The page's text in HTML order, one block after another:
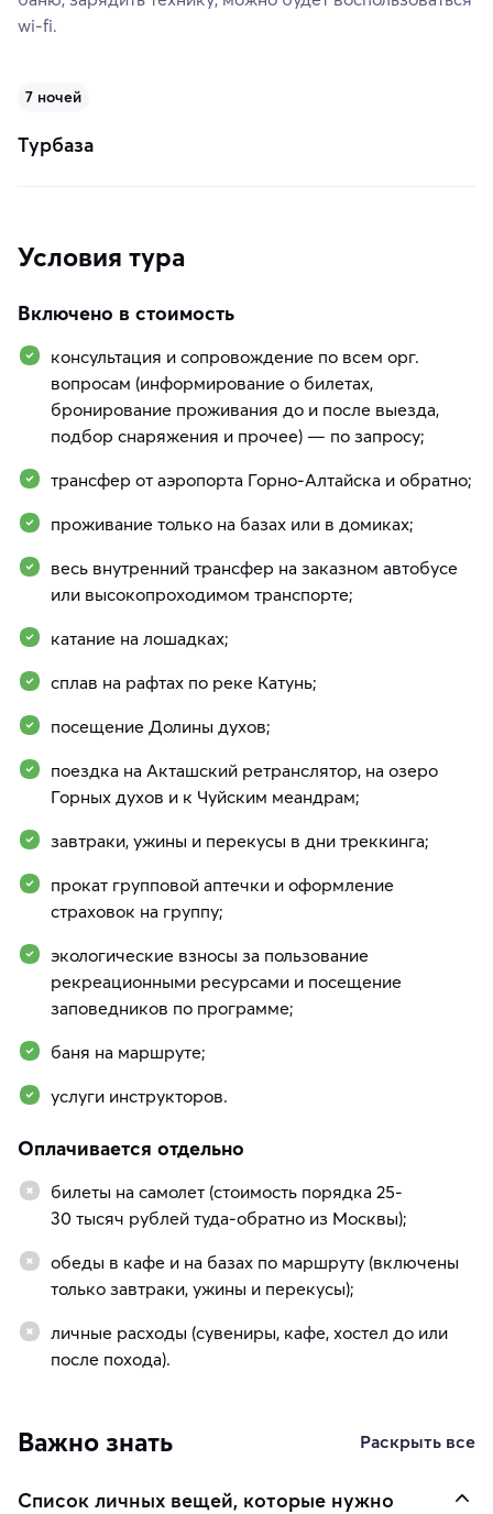
wi-fi.
7 ночей
Турбаза
Условия тура
Включено в стоимость
консультация и сопровождение по всем орг.
вопросам (информирование о билетах,
бронирование проживания до и после выезда,
подбор снаряжения и прочее) — по запросу;
трансфер от аэропорта Горно-Алтайска и обратно;
проживание только на базах или в домиках;
весь внутренний трансфер на заказном автобусе
или высокопроходимом транспорте;
катание на лошадках;
сплав на рафтах по реке Катунь;
посещение Долины духов;
поездка на Акташский ретранслятор, на озеро
Горных духов и к Чуйским меандрам;
завтраки, ужины и перекусы в дни треккинга;
прокат групповой аптечки и оформление
страховок на группу;
экологические взносы за пользование
рекреационными ресурсами и посещение
заповедников по программе;
баня на маршруте;
услуги инструкторов.
Оплачивается отдельно
билеты на самолет (стоимость порядка 25-
30 тысяч рублей туда-обратно из Москвы);
обеды в кафе и на базах по маршруту (включены
только завтраки, ужины и перекусы);
личные расходы (сувениры, кафе, хостел до или
после похода).
Важно знать Раскрыть все
Список личных вещей, которые нужно